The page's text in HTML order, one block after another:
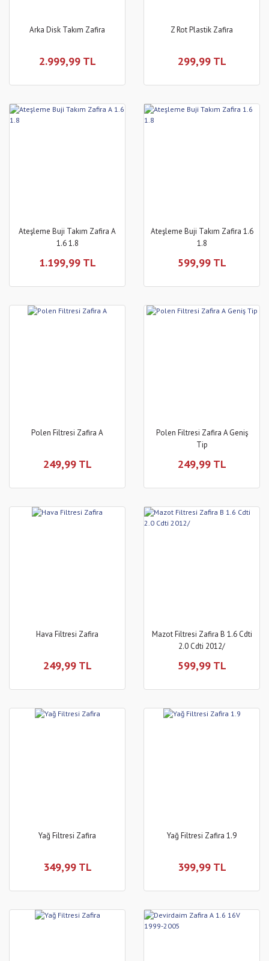
Arka Disk Takım Zafira
2.999,99 TL
Z Rot Plastik Zafira
299,99 TL
Ateşleme Buji Takım Zafira A
1.6 1.8
1.199,99 TL
Ateşleme Buji Takım Zafira 1.6
1.8
599,99 TL
Polen Filtresi Zafira A
249,99 TL
Polen Filtresi Zafira A Geniş
Tip
249,99 TL
Hava Filtresi Zafira
249,99 TL
Mazot Filtresi Zafira B 1.6 Cdti
2.0 Cdti 2012/
599,99 TL
Yağ Filtresi Zafira
349,99 TL
Yağ Filtresi Zafira 1.9
399,99 TL